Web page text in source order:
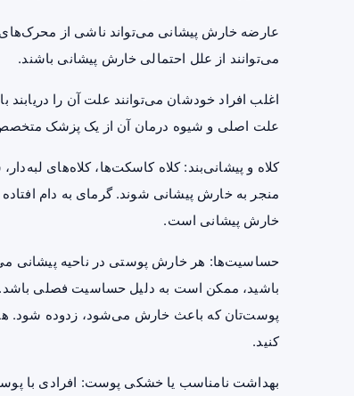
عارضه خارش پیشانی می‌تواند ناشی از
می‌توانند از علل احتمالی خارش پیشانی باشند.
اغلب افراد خودشان می‌توانند علت آن را دریابند
علت اصلی و شیوه درمان آن از یک پزشک
کلاه و پیشانی‌بند: کلاه کاسکت‌ها، کلاه‌های
منجر به خارش پیشانی شوند. گرمای به دام
خارش پیشانی است.
حساسیت‌ها: هر خارش پوستی در ناحیه پیشانی
باشید، ممکن است به دلیل حساسیت فصلی باشد.
پوست‌تان که باعث خارش می‌شود،‌ زدوده شود.
کنید.
بهداشت نامناسب یا خشکی پوست:‌ افرادی با